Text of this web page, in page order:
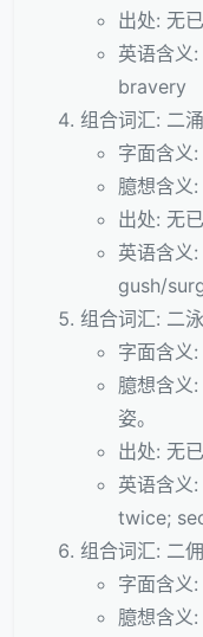
出处: 无
英语含
bravery
组合词汇: 二涌
字面含义
臆想含义:
出处: 无
英语含
gush/
组合词汇: 二泳
字面含义
臆想含义
姿。
出处: 无
英语含
twice;
组合词汇: 二佣
字面含义
臆想含义: